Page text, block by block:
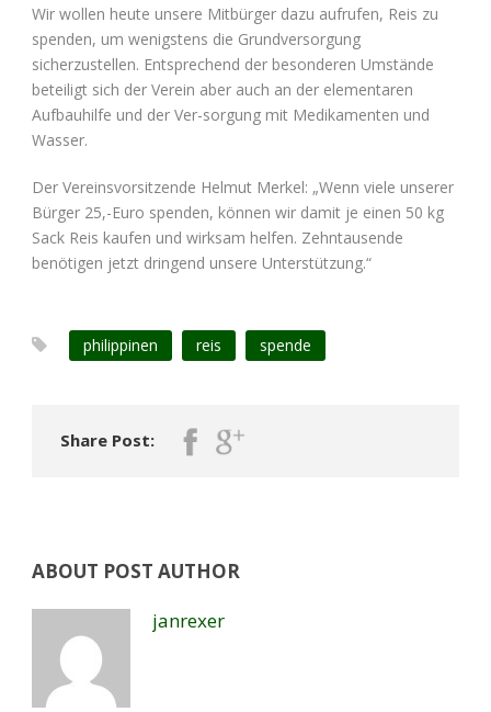
Wir wollen heute unsere Mitbürger dazu aufrufen, Reis zu
spenden, um wenigstens die Grundversorgung
sicherzustellen. Entsprechend der besonderen Umstände
beteiligt sich der Verein aber auch an der elementaren
Aufbauhilfe und der Ver-sorgung mit Medikamenten und
Wasser.
Der Vereinsvorsitzende Helmut Merkel: „Wenn viele unserer
Bürger 25,-Euro spenden, können wir damit je einen 50 kg
Sack Reis kaufen und wirksam helfen. Zehntausende
benötigen jetzt dringend unsere Unterstützung.“
philippinen reis spende
Share Post:
ABOUT POST AUTHOR
janrexer